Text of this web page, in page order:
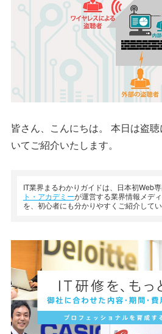
皆さん、こんにちは。 本日は盗
いてご紹介いたします。
IT業界まるわかりガイドは、日本初Web
ト・アカデミーが運営する業界情報メデ
を、初心者にも分かりやすくご紹介してい